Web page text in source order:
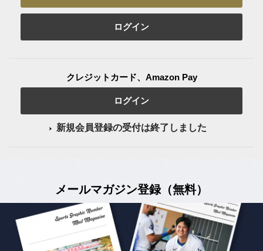
ログイン
クレジットカード、Amazon Pay
ログイン
新規会員登録の受付は終了しました
メールマガジン登録（無料）